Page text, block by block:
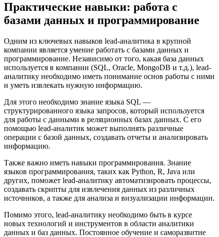
Практические навыки: работа с
базами данных и программирование
Одним из ключевых навыков lead-аналитика в крупной
компании является умение работать с базами данных и
программирование. Независимо от того, какая база данных
используется в компании (SQL, Oracle, MongoDB и т.д.), lead-
аналитику необходимо иметь понимание основ работы с ними
и уметь извлекать нужную информацию.
Для этого необходимо знание языка SQL —
структурированного языка запросов, который используется
для работы с данными в реляционных базах данных. С его
помощью lead-аналитик может выполнять различные
операции с базой данных, создавать отчеты и анализировать
информацию.
Также важно иметь навыки программирования. Знание
языков программирования, таких как Python, R, Java или
других, поможет lead-аналитику автоматизировать процессы,
создавать скрипты для извлечения данных из различных
источников, а также для анализа и визуализации информации.
Помимо этого, lead-аналитику необходимо быть в курсе
новых технологий и инструментов в области аналитики
данных и баз данных. Постоянное обучение и саморазвитие